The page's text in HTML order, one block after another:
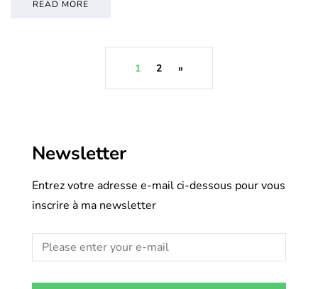
READ MORE
1 2 »
Newsletter
Entrez votre adresse e-mail ci-dessous pour vous
inscrire à ma newsletter